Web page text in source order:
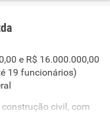
e R$ 16.000.000,00
19 funcionários)
civil, com